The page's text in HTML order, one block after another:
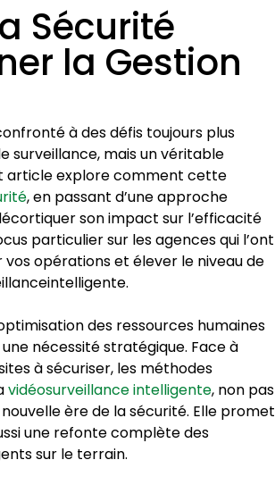
Sécurité
la Gestion
à des défis toujours plus
surveillance, mais un véritable
article explore comment cette
, en passant d’une approche
son impact sur l’efficacité
particulier sur les agences qui l’ont
opérations et élever le niveau de
des ressources humaines
nécessité stratégique. Face à
à sécuriser, les méthodes
vidéosurveillance intelligente, non pas
ère de la sécurité. Elle promet
une refonte complète des
sur le terrain.